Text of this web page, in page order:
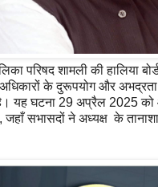
परिषद शामली की हालिया
के दुरूपयोग और
यह घटना 29 अप्रैल 2025 को
जहाँ सभासदों ने अध्यक्ष के